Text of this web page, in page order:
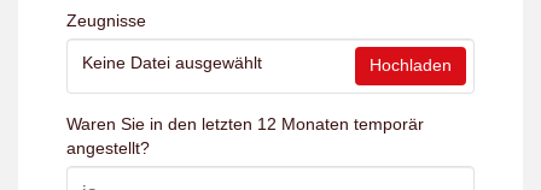
Zeugnisse
Keine Datei ausgewählt Hochladen
Waren Sie in den letzten 12 Monaten temporär
angestellt?